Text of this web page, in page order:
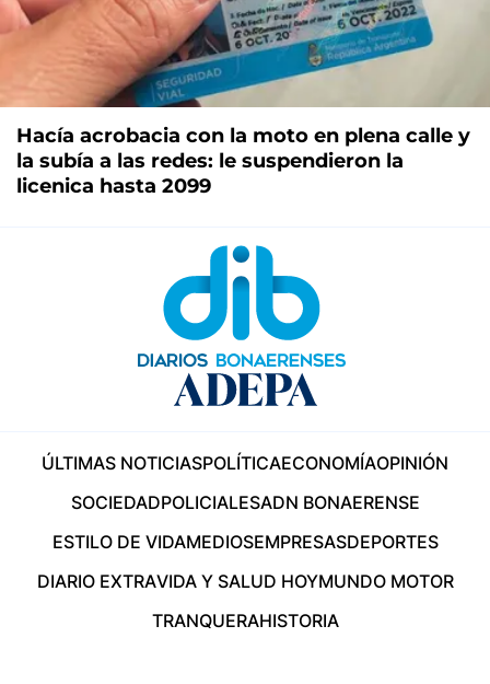
Hacía acrobacia con la moto en plena calle y
la subía a las redes: le suspendieron la
licenica hasta 2099
ÚLTIMAS NOTICIASPOLÍTICAECONOMÍAOPINIÓN
SOCIEDADPOLICIALESADN BONAERENSE
ESTILO DE VIDAMEDIOSEMPRESASDEPORTES
DIARIO EXTRAVIDA Y SALUD HOYMUNDO MOTOR
TRANQUERAHISTORIA